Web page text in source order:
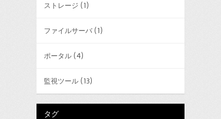
ストレージ (1)
ファイルサーバ(1)
ポータル(4)
監視ツール(13)
タグ